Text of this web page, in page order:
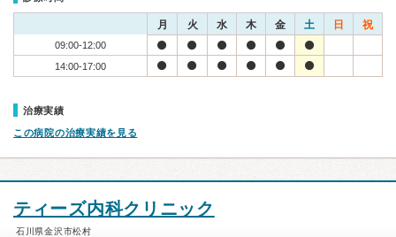
月 火 水 木 金 土 日 祝
09:00-12:00
14:00-17:00
治療実績
この病院の治療実績を見る
ティーズ内科クリニック
石川県金沢市松村